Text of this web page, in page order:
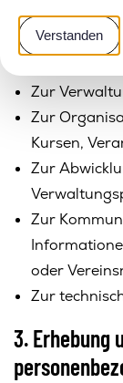
Verstanden
Zwecken
Zur
Zur
Kursen,
Zur
Zur
oder
Zur
3. Erhebung